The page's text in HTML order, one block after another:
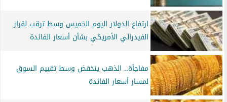
ارتفاع الدولار اليوم الخميس وسط ترقب لقرار
الفيدرالي الأمريكي بشأن أسعار الفائدة
مفاجأة.. الذهب ينخفض وسط تقييم السوق
لمسار أسعار الفائدة